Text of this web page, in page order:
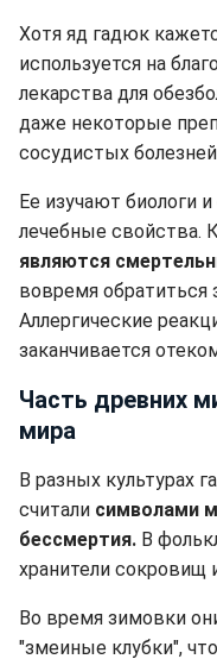
Хотя яд гадюк
используется на
лекарства для
даже некоторые
сосудистых
Ее изучают биологи
лечебные свойства.
являются
вовремя
Аллергические
заканчивается
Часть древних
мира
В разных культурах
считали символами
бессмертия. В
хранители сокровищ
Во время зимовки
"змеиные клубки",